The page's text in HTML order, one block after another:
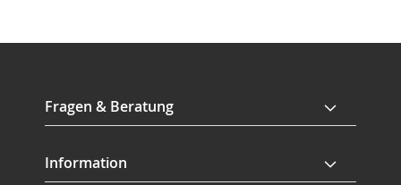
Fragen & Beratung
Information